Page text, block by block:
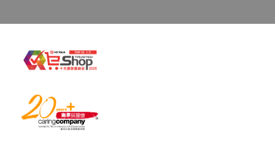
保修服務事宜將由產品的代理商提供。
店發票上，方可享有保修服務。如在保修上有任何
爭議，健康網購 <health.ESDdlife> 及 Power
Power Living 客服聯絡方式：